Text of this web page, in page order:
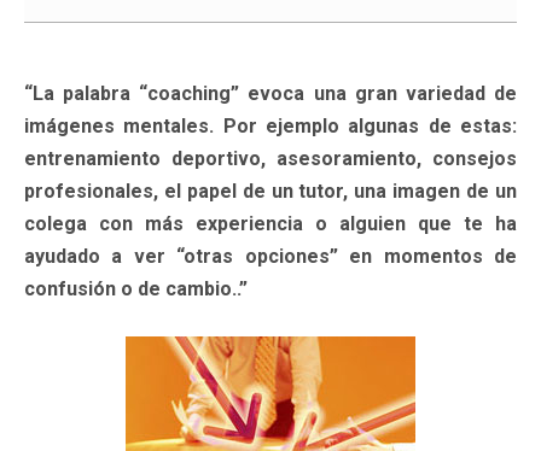
“La palabra “coaching” evoca una gran variedad de
imágenes mentales. Por ejemplo algunas de estas:
entrenamiento deportivo, asesoramiento, consejos
profesionales, el papel de un tutor, una imagen de un
colega con más experiencia o alguien que te ha
ayudado a ver “otras opciones” en momentos de
confusión o de cambio..”